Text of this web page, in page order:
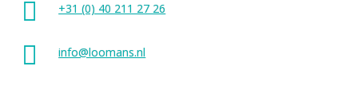
+31 (0) 40 211 27 26
info@loomans.nl